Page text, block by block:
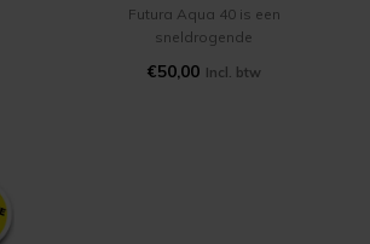
(zijdeglans)
Futura Aqua 40 is een
sneldrogende
binnen en buiten. Deze
€50,00 Incl. btw